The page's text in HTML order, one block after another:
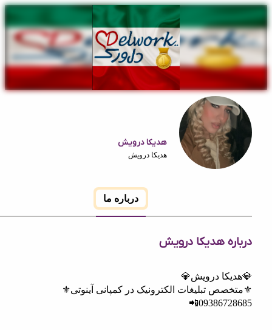
هدیکا درویش
هدیکا درویش
هدیکا درویش
درویش💎
تبلیغات الکترونیک در کمپانی آینوتی⚜️